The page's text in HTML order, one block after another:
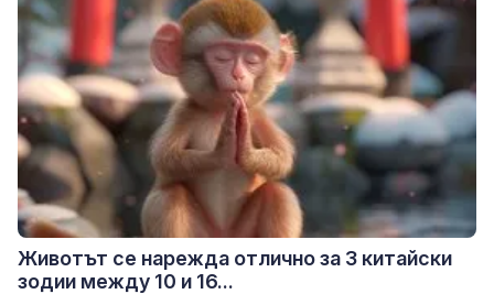
Животът се нарежда отлично за 3 китайски
зодии между 10 и 16...